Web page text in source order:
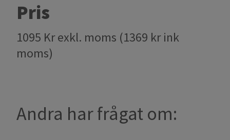
Pris
1095 Kr exkl. moms (1369 kr ink
moms)
Andra har frågat om: